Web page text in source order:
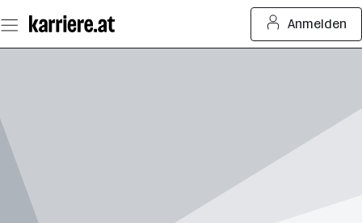
Seiteninhalt
springen
Anmelden